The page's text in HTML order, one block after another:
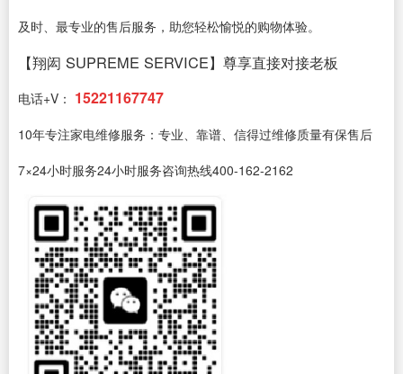
及时、最专业的售后服务，助您轻松愉悦的购物体验。
【翔闳 SUPREME SERVICE】尊享直接对接老板
电话+V： 15221167747
10年专注家电维修服务：专业、靠谱、信得过维修质量有保售后
7×24小时服务24小时服务咨询热线400-162-2162